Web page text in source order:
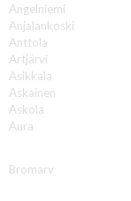
Angelniemi
Anjalankoski
Anttola
Artjärvi
Asikkala
Askainen
Askola
Aura
Bromarv